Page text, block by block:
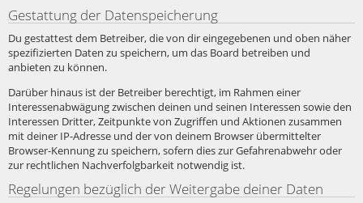
Gestattung der Datenspeicherung
Du gestattest dem Betreiber, die von dir eingegebenen und oben näher
spezifizierten Daten zu speichern, um das Board betreiben und
anbieten zu können.
Darüber hinaus ist der Betreiber berechtigt, im Rahmen einer
Interessenabwägung zwischen deinen und seinen Interessen sowie den
Interessen Dritter, Zeitpunkte von Zugriffen und Aktionen zusammen
mit deiner IP-Adresse und der von deinem Browser übermittelter
Browser-Kennung zu speichern, sofern dies zur Gefahrenabwehr oder
zur rechtlichen Nachverfolgbarkeit notwendig ist.
Regelungen bezüglich der Weitergabe deiner Daten